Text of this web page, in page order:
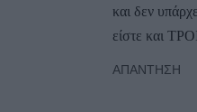
και δεν
είστε και
ΑΠΆΝΤΗΣΗ